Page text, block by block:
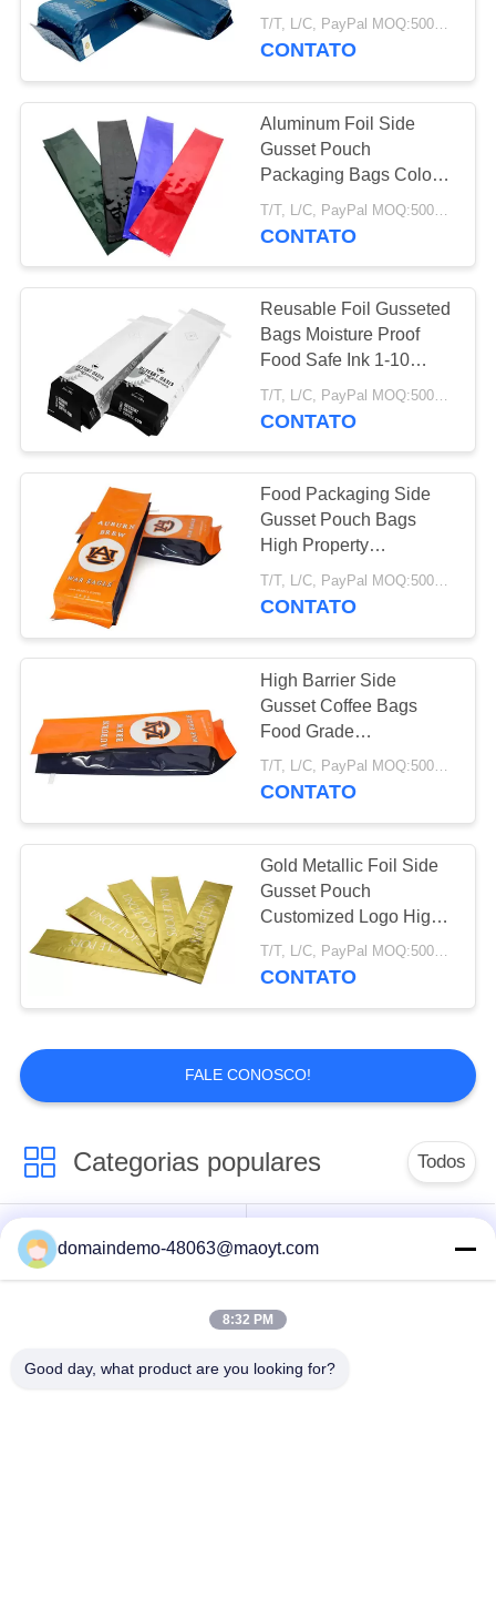
Bolsa Anti Static
12
sacos de plástico de
embalagem
sacos de vácuo selo
10
Laminated Printed
Artwork
T/T, L/C, PayPal MOQ:5000 PCS
CONTATO
Aluminum Foil Side
Gusset Pouch
Packaging Bags Color
Printed Matte Glossy
CONTATO
Reusable Foil Gusseted
Bags Moisture Proof
Food Safe Ink 1-10
Colors
CONTATO
Food Packaging Side
Gusset Pouch Bags
High Property
Laminated Foil Material
T/T, L/C, PayPal MOQ:5000 PCS
CONTATO
High Barrier Side
Gusset Coffee Bags
Food Grade
Rotogravure Printing
T/T, L/C, PayPal MOQ:5000 PCS
CONTATO
Gold Metallic Foil Side
Gusset Pouch
Customized Logo High
Barrier Properties
T/T, L/C, PayPal MOQ:5000 PCS
CONTATO
FALE CONOSCO!
Categorias populares Todos
Sacos do Ziplock da
folha
sacos ziplock
reusáveis
domaindemo-48063@maoyt.com
8:32 PM
Good day, what product are you looking for?